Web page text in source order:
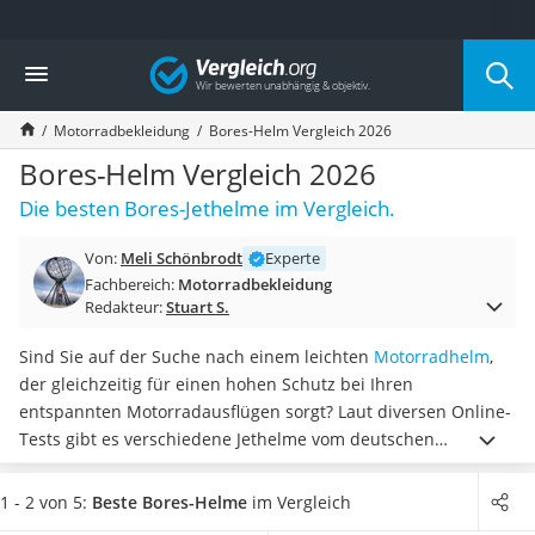
Die beliebtesten Vergleiche nach Kategorie
Auto & Motor
Fahrradträger-Anhängerkupplung (4 Fahrräder)
Fahrradträger
Fahrradträger (Anhängerkupplung)
Fahrradträger 3 Fahrräder
Benzinkanister (20 l)
Fahrradträger E-Bike
Benzinkanister
Wagenheber 3t
AGM-Batterie Wohnmobil
Thule-Fahrradträger
FM-Transmitter
Sommerreifen 205/55 R16
Autobatterie-Ladegerät
Vergleich
Motorradbekleidung Bores-Helm Vergleich 2026
Bores-Helm Vergleich 2026
Die besten Bores-Jethelme im Vergleich.
Von: Meli Schönbrodt
Experte
Fachbereich: Motorradbekleidung
Redakteur:Stuart S.
Sind Sie auf der Suche nach einem leichten Motorradhelm,
der gleichzeitig für einen hohen Schutz bei Ihren
entspannten Motorradausflügen sorgt? Laut diversen Online-
Tests gibt es verschiedene Jethelme vom deutschen
Hersteller Bores. Bores-Helme zeichnen sich unter anderem
durch das Twin-Shell-Systemaus, welches Ihren Kopf bei
1 - 2 von 5: Beste Bores-Helme im Vergleich